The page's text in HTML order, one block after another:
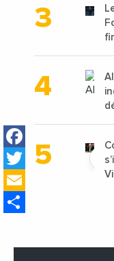
Facebook
Twitter